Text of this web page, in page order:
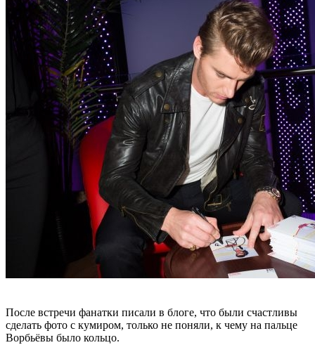
После встречи фанатки писали в блоге, что были счастливы
сделать фото с кумиром, только не поняли, к чему на пальце
Ворбьёвы было кольцо.